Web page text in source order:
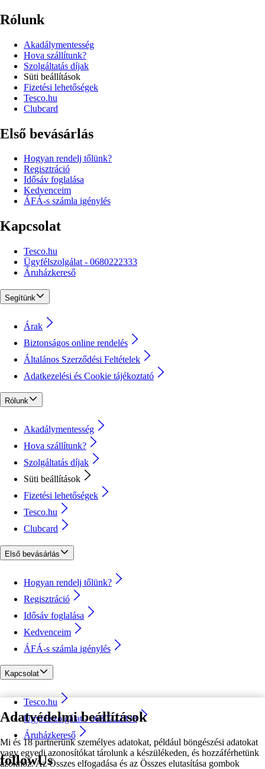
Adatvédelmi beállítások
Mi és 18 partnerünk személyes adatokat, például böngészési adatokat
vagy egyedi azonosítókat tárolunk a készülékeden, és hozzáférhetünk
azokhoz. Az Összes elfogadása és az Összes elutasítása gombok
Rólunk
Akadálymentesség
Hova szállítunk?
Szolgáltatás díjak
Süti beállítások
Fizetési lehetőségek
Tesco.hu
Clubcard
Első bevásárlás
Hogyan rendelj tőlünk?
Regisztráció
Idősáv foglalása
Kedvenceim
ÁFÁ-s számla igénylés
Kapcsolat
Tesco.hu
Ügyfélszolgálat - 0680222333
Áruházkereső
Segítünk
Árak
Biztonságos online rendelés
Általános Szerződési Feltételek
Adatkezelési és Cookie tájékoztató
Rólunk
Akadálymentesség
Hova szállítunk?
Szolgáltatás díjak
Süti beállítások
Fizetési lehetőségek
Tesco.hu
Clubcard
Első bevásárlás
Hogyan rendelj tőlünk?
Regisztráció
Idősáv foglalása
Kedvenceim
ÁFÁ-s számla igénylés
Kapcsolat
Tesco.hu
Ügyfélszolgálat - 0680222333
Áruházkereső
followUs